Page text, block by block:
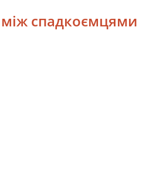
спадкоємцями